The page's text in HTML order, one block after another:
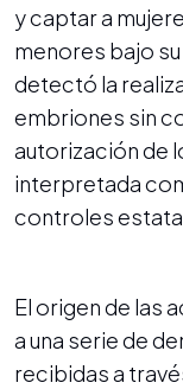
y captar a
menores bajo
detectó la
embriones sin
autorización de
interpretada
controles
El origen de las
a una serie de
recibidas a